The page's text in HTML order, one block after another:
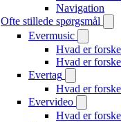
Navigation
Ofte stillede spørgsmål
Evermusic
Hvad er
Hvad er
Evertag
Hvad er
Evervideo
Hvad er